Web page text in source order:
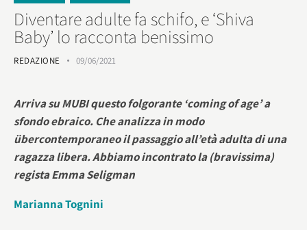
Diventare adulte fa schifo, e ‘Shiva
Baby’ lo racconta benissimo
REDAZIONE 09/06/2021
Arriva su MUBI questo folgorante ‘coming of age’ a
sfondo ebraico. Che analizza in modo
übercontemporaneo il passaggio all’età adulta di una
ragazza libera. Abbiamo incontrato la (bravissima)
regista Emma Seligman
Marianna Tognini